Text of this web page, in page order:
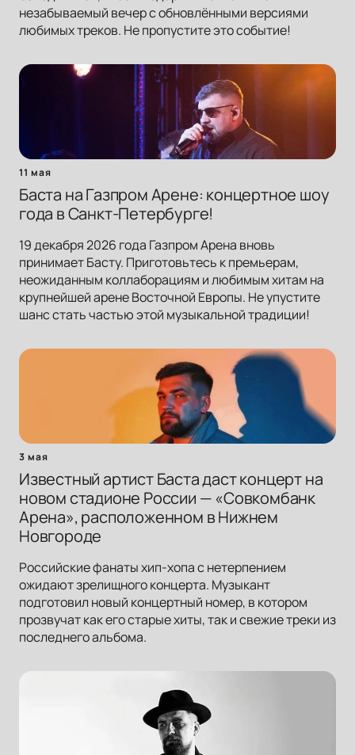
незабываемый вечер с обновлёнными версиями
любимых треков. Не пропустите это событие!
11 мая
Баста на Газпром Арене: концертное шоу
года в Санкт-Петербурге!
19 декабря 2026 года Газпром Арена вновь
принимает Басту. Приготовьтесь к премьерам,
неожиданным коллаборациям и любимым хитам на
крупнейшей арене Восточной Европы. Не упустите
шанс стать частью этой музыкальной традиции!
3 мая
Известный артист Баста даст концерт на
новом стадионе России — «Совкомбанк
Арена», расположенном в Нижнем
Новгороде
Российские фанаты хип-хопа с нетерпением
ожидают зрелищного концерта. Музыкант
подготовил новый концертный номер, в котором
прозвучат как его старые хиты, так и свежие треки из
последнего альбома.